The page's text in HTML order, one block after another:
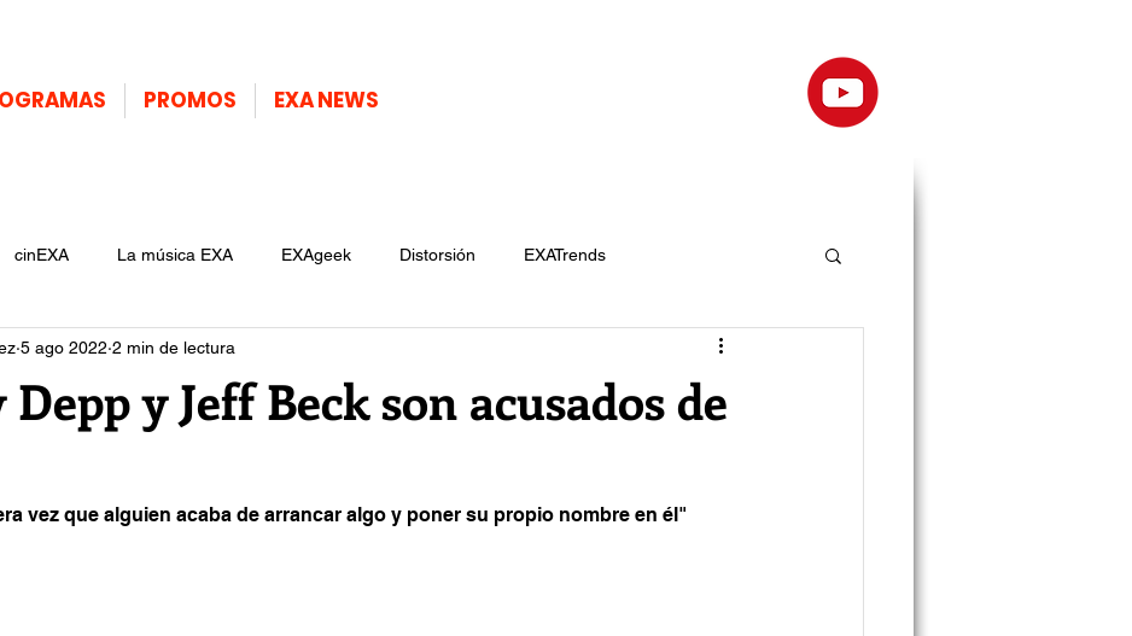
PROMOS EXA NEWS
cinEXA La música EXA EXAgeek Distorsión EXATrends
y Jeff Beck son acusados de
5 ago 2022 2 min de lectura
vez que alguien acaba de arrancar algo y poner su propio nombre en él"